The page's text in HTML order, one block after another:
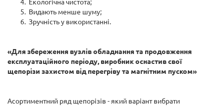
Екологічна чистота;
Видають менше шуму;
Зручність у використанні.
«Для збереження вузлів обладнання та продовження
експлуатаційного періоду, виробник оснастив свої
щепорізи захистом від перегріву та магнітним пуском»
Асортиментний ряд щепорізів - який варіант вибрати